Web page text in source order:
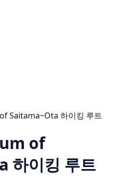
Saitama~Ota 하이킹 루트
of
하이킹 루트